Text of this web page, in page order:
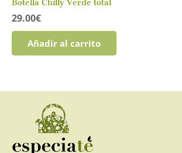
Botella Chilly Verde total
29.00€
Añadir al carrito